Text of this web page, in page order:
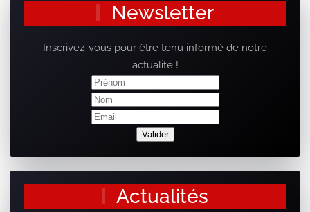
Newsletter
Inscrivez-vous pour être tenu informé de notre
actualité !
Actualités